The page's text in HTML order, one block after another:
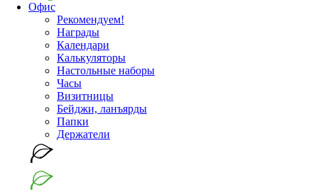
Офис
Рекомендуем!
Награды
Календари
Калькуляторы
Настольные наборы
Часы
Визитницы
Бейджи, ланъярды
Папки
Держатели